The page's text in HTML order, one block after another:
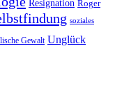
Resignation Roger
soziales
Gewalt Unglück